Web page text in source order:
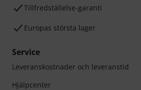
Tillfredställelse-garanti
Europas största lager
Service
Leveranskostnader och leveranstid
Hjälpcenter